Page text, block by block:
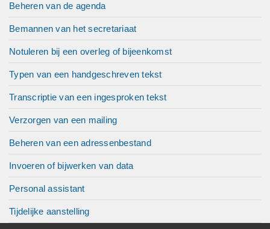
Beheren van de agenda
Bemannen van het secretariaat
Notuleren bij een overleg of bijeenkomst
Typen van een handgeschreven tekst
Transcriptie van een ingesproken tekst
Verzorgen van een mailing
Beheren van een adressenbestand
Invoeren of bijwerken van data
Personal assistant
Tijdelijke aanstelling